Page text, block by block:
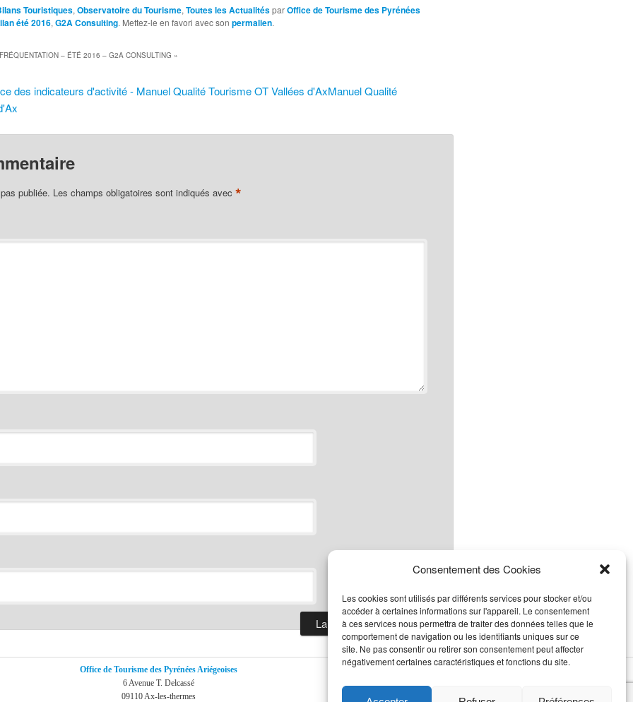
Consentement des Cookies
Les cookies sont utilisés par différents services pour stocker et/ou
accéder à certaines informations sur l'appareil. Le consentement
à ces services nous permettra de traiter des données telles que le
comportement de navigation ou les identifiants uniques sur ce
site. Ne pas consentir ou retirer son consentement peut affecter
négativement certaines caractéristiques et fonctions du site.
Touristiques,Observatoire du Tourisme,Toutes les ActualitésparOffice de Tourisme des Pyrénées
été 2016,G2A Consulting. Mettez-le en favori avec sonpermalien.
– ÉTÉ 2016 – G2A CONSULTING »
des indicateurs d'activité - Manuel Qualité Tourisme OT Vallées d'AxManuel Qualité
publiée. Les champs obligatoires sont indiqués avec*
Office de Tourisme des Pyrénées Ariégeoises
6 Avenue T. Delcassé
09110 Ax-les-thermes